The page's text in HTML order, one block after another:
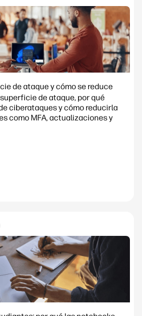
de ataque y cómo se reduce
de ataque, por qué
ciberataques y cómo reducirla
como MFA, actualizaciones y